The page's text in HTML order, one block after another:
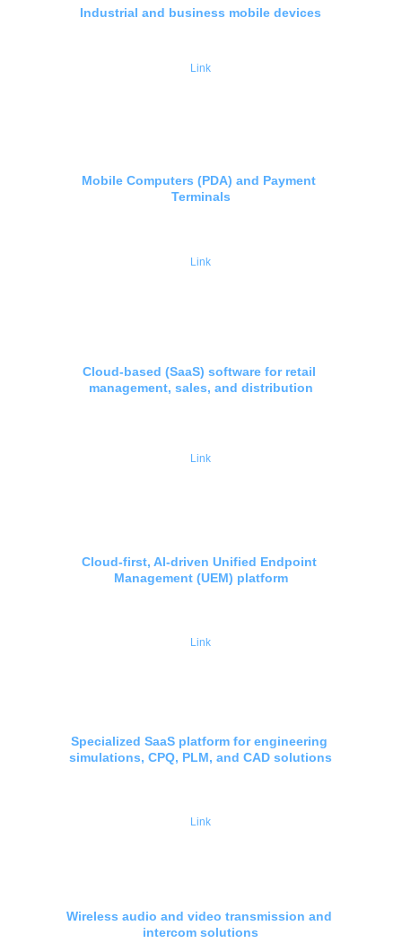
Industrial and business mobile devices
Link
Mobile Computers (PDA) and Payment
Terminals
Link
Cloud-based (SaaS) software for retail
management, sales, and distribution
Link
Cloud-first, AI-driven Unified Endpoint
Management (UEM) platform
Link
Specialized SaaS platform for engineering
simulations, CPQ, PLM, and CAD solutions
Link
Wireless audio and video transmission and
intercom solutions